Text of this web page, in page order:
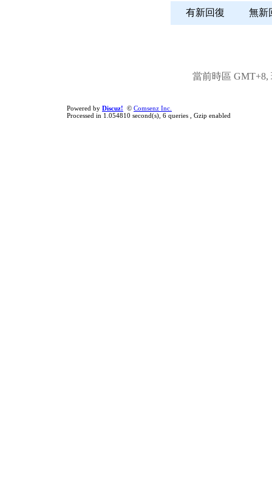
有新回復 無
當前時區 GMT+8,
Powered by Discuz! © Comsenz Inc.
Processed in 1.054810 second(s), 6 queries , Gzip enabled